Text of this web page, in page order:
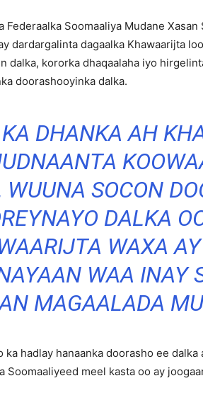
Federaalka Soomaaliya Mudane Xasan
dardargalinta dagaalka Khawaarijta
dalka, kororka dhaqaalaha iyo
doorashooyinka dalka.
DHANKA AH
WUUNA SOCON
DALKA
WAXA
WAA INAY
MAGAALADA
ka hadlay hanaanka doorasho ee
Soomaaliyeed meel kasta oo ay